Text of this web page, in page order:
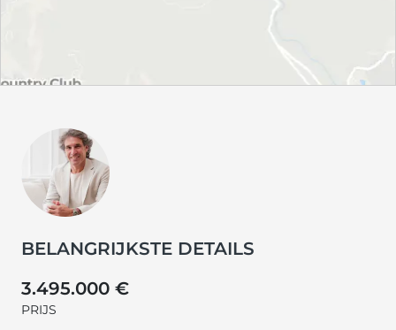
BELANGRIJKSTE DETAILS
3.495.000 €
PRIJS